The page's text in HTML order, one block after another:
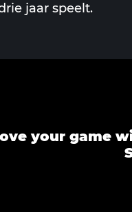
jaar speelt.
your game